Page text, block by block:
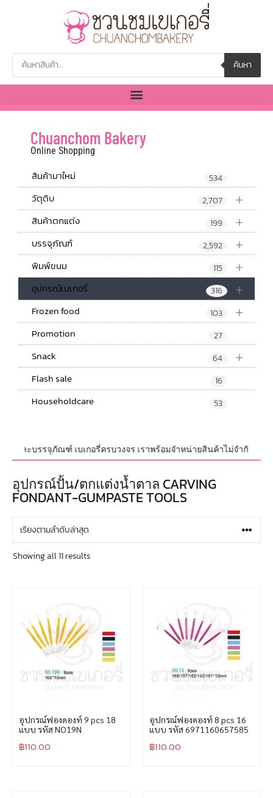
ค้นหา
Chuanchom Bakery
Online Shopping
สินค้ามาใหม่ 534
+
วัตุดิบ 2,707
+
สินค้าตกแต่ง 199
+
บรรจุภัณฑ์ 2,592
+
พิมพ์ขนม 115
+
อุปกรณ์เบเกอรี่ 316
+
Frozen food 103
Promotion 27
+
Snack 64
Flash sale 16
Householdcare 53
ละบรรจุภัณฑ์ เบเกอรี่ครบวงจร เราพร้อมจำหน่ายสินค้าไม่จำกัดจำนว
อุปกรณ์ปั้น/ตกแต่งน้ำตาล CARVING
FONDANT-GUMPASTE TOOLS
Showing all 11 results
อุปกรณ์ฟองดองท์ 9 pcs 18
แบบ รหัส NO19N
฿110.00
อุปกรณ์ฟองดองท์ 8 pcs 16
แบบ รหัส 6971160657585
฿110.00